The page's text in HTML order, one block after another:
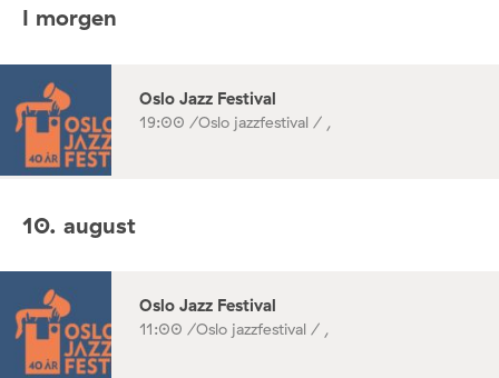
I morgen
Oslo Jazz Festival
19:00 /Oslo jazzfestival / ,
10. august
Oslo Jazz Festival
11:00 /Oslo jazzfestival / ,